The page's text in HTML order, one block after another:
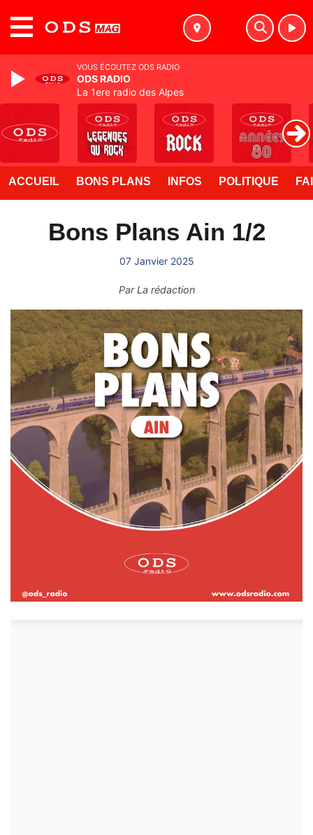
ACCUEIL BONS PLANS INFOS POLITIQUE
Bons Plans Ain 1/2
07 Janvier 2025
ParLa rédaction
VOUS ÉCOUTEZ ODS RADIO
ODS RADIO
La 1ere radio des Alpes